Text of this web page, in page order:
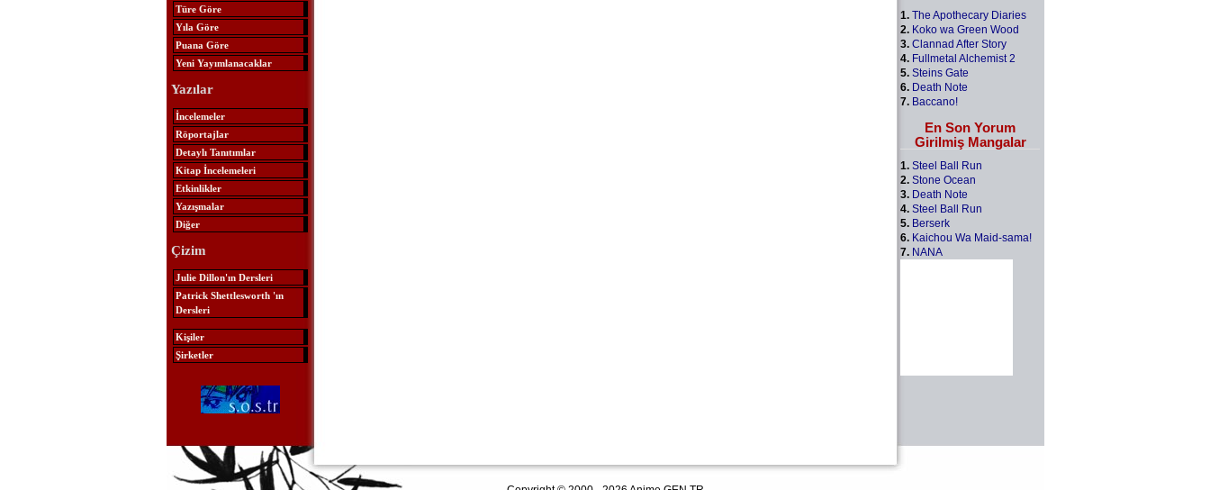
Türe Göre
Yıla Göre
Puana Göre
Yeni Yayımlanacaklar
Yazılar
İncelemeler
Röportajlar
Detaylı Tanıtımlar
Kitap İncelemeleri
Etkinlikler
Yazışmalar
Diğer
Çizim
Julie Dillon'ın Dersleri
Patrick Shettlesworth 'ın
Dersleri
Kişiler
Şirketler
1. The Apothecary Diaries
2. Koko wa Green Wood
3. Clannad After Story
4. Fullmetal Alchemist 2
5. Steins Gate
6. Death Note
7. Baccano!
En Son Yorum
Girilmiş Mangalar
1. Steel Ball Run
2. Stone Ocean
3. Death Note
4. Steel Ball Run
5. Berserk
6. Kaichou Wa Maid-sama!
7. NANA